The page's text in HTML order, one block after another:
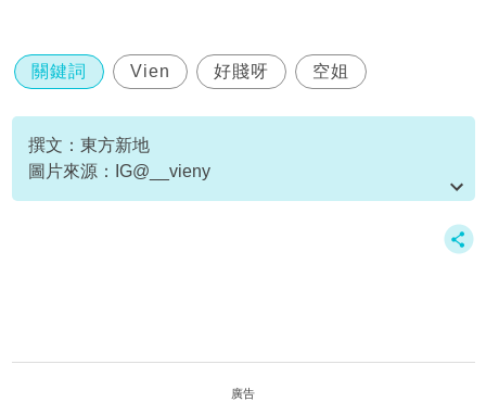
關鍵詞 Vien 好賤呀 空姐
撰文：東方新地
圖片來源：IG@__vieny
資料或影片來源：原文刊於NewMonday
廣告